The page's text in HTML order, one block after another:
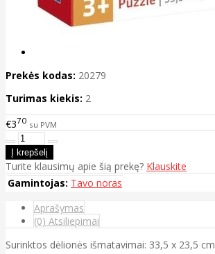
Prekės kodas: 20279
Turimas kiekis: 2
€370 su PVM
Turite klausimų apie šią prekę? Klauskite
Gamintojas: Tavo noras
Aprašymas
(0) Atsiliepimai
Surinktos dėlionės išmatavimai: 33,5 x 23,5 cm